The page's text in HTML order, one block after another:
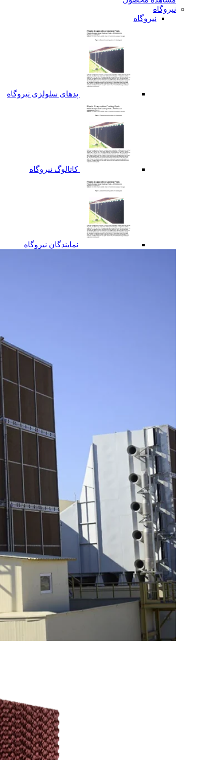
نیروگاه
نیروگاه
پدهای سلولزی نیروگاه
کاتالوگ نیروگاه
نمایندگان نیروگاه